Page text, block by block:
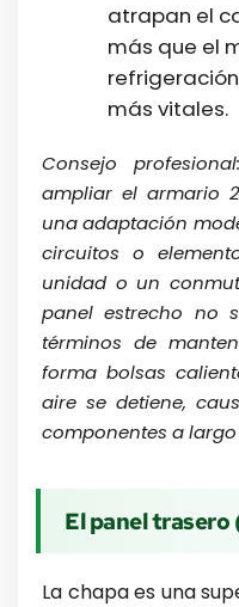
atrapan el
más que el
más vitales.
Consejo
ampliar el armario
una adaptación
circuitos o
unidad o un
panel estrecho no
términos de
forma bolsas
aire se detiene,
componentes a largo
El panel trasero
La chapa es una